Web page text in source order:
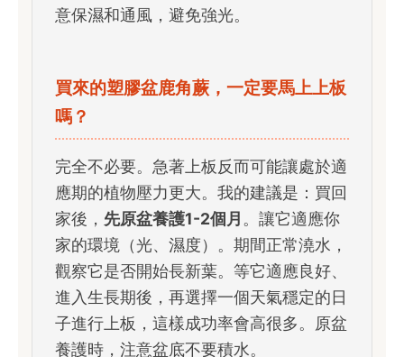
意保濕和通風，避免強光。
買來的塑膠盆鹿角蕨，一定要馬上上板
嗎？
完全不必要。急著上板反而可能讓處於適
應期的植物壓力更大。我的建議是：買回
家後， 先原盆養護1-2個月 。讓它適應你
家的環境（光、濕度）。期間正常澆水，
觀察它是否開始長新葉。等它適應良好、
進入生長期後，再選擇一個天氣穩定的日
子進行上板，這樣成功率會高很多。原盆
養護時，注意盆底不要積水。